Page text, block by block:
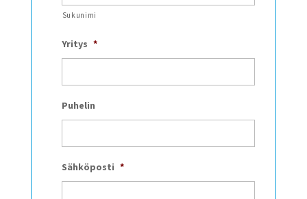
Sukunimi
Yritys *
Puhelin
Sähköposti *